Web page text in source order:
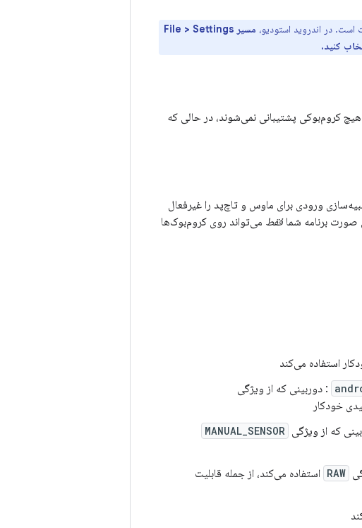
مسیر File > Settings
کروم‌بوکی پشتیبانی نمی‌شوند، در حالی که
ورودی برای ماوس و تاچ‌پد را غیرفعال
صورت برنامه شمافقط می‌تواند روی کروم‌بوک‌ها
استفاده می‌کند
: دوربینی که از ویژگی
خودکار
که از ویژگی MANUAL_SENSOR
RAW استفاده می‌کند، از جمله قابلیت